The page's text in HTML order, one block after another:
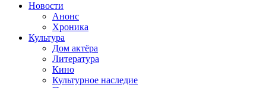
Новости
Анонс
Хроника
Культура
Дом актёра
Литература
Кино
Культурное наследие